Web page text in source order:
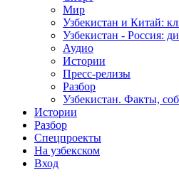
Мир
Узбекистан и Китай:
Узбекистан - Россия:
Аудио
Истории
Пресс-релизы
Разбор
Узбекистан. Факты,
Истории
Разбор
Спецпроекты
На узбекском
Вход